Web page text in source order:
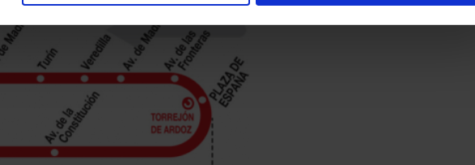
en la información recogida mediante cookies o tecnologías similares (como,
de cookies o páginas visitadas), nos permite financiar nuestra actividad
sin coste para nuestros usuarios. Pulsando el botón
todas las cookies, ya sean nuestras o de nuestros socios, que nos permiten tanto
dentro del sitio web, así como desarrollar un perfil específico para
en función del mismo. Tienes también la opción de continuar pulsando la